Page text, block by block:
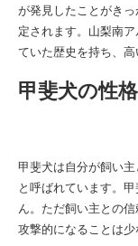
が発見したことがきっ
定されます。 山梨南
ていた歴史を持ち、高
甲斐犬の性格
甲斐犬は自分が飼い
と呼ばれています。 甲
ん。ただ飼い主との信
攻撃的になることは少